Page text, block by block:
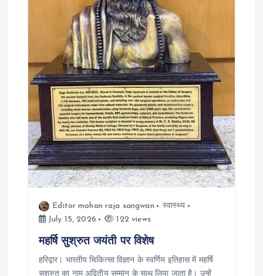
Editor mohan raja sangwan
स्वास्थ्य
July 15, 2026
122 views
महर्षि सुश्रुत जयंती पर विशेष
हरिद्वार। भारतीय चिकित्सा विज्ञान के स्वर्णिम इतिहास में महर्षि
सुश्रुत का नाम अद्वितीय सम्मान के साथ लिया जाता है। उन्हें